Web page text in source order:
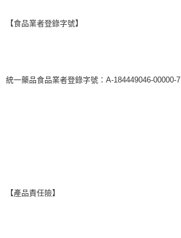
【食品業者登錄字號】
統一藥品食品業者登錄字號：A-184449046-00000-7
【產品責任險】